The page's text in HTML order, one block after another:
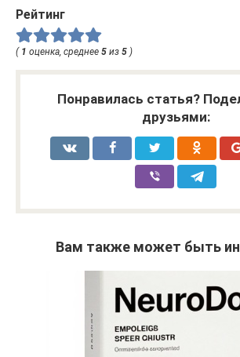
Рейтинг
( 1 оценка, среднее 5 из 5 )
Понравилась статья?
друзьями:
Вам также может быть